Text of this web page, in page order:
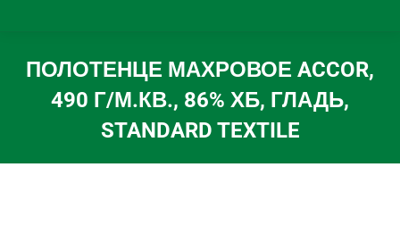
ПОЛОТЕНЦЕ МАХРОВОЕ ACCOR,
490 Г/М.КВ., 86% ХБ, ГЛАДЬ,
STANDARD TEXTILE
Вы здесь: